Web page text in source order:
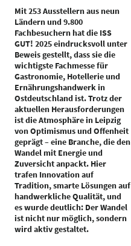
Mit 253 Ausstellern aus neun
Ländern und 9.800
Fachbesuchern hat die ISS
GUT! 2025 eindrucksvoll unter
Beweis gestellt, dass sie die
wichtigste Fachmesse für
Gastronomie, Hotellerie und
Ernährungshandwerk in
Ostdeutschland ist. Trotz der
aktuellen Herausforderungen
ist die Atmosphäre in Leipzig
von Optimismus und Offenheit
geprägt – eine Branche, die den
Wandel mit Energie und
Zuversicht anpackt. Hier
trafen Innovation auf
Tradition, smarte Lösungen auf
handwerkliche Qualität, und
es wurde deutlich: Der Wandel
ist nicht nur möglich, sondern
wird aktiv gestaltet.